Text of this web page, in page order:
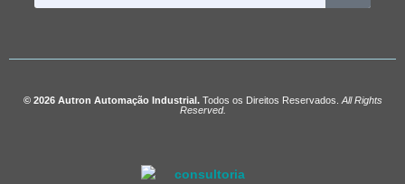
© 2026 Autron Automação Industrial.Todos os Direitos Reservados. All Rights
Reserved.